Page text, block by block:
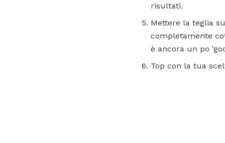
risultati.
Mettere la teglia
completamente
è ancora un po
Top con la tua